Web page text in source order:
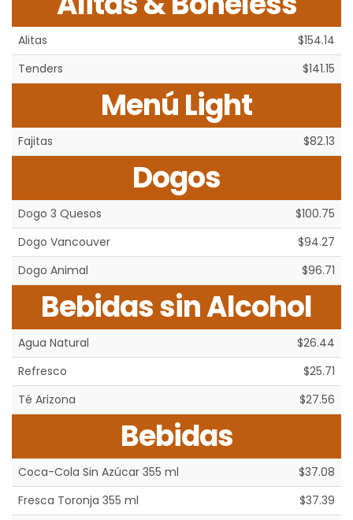
Alitas
$154.14
Tenders
$141.15
Menú Light
Fajitas $82.13
Dogos
Dogo 3 Quesos
$100.75
Dogo Vancouver
$94.27
Dogo Animal
$96.71
Bebidas sin Alcohol
Agua Natural
$26.44
Refresco
$25.71
Té Arizona
$27.56
Bebidas
Coca-Cola Sin Azúcar 355 ml
$37.08
Fresca Toronja 355 ml
$37.39